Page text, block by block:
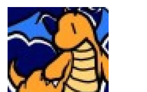
콘
텐
로
건
너
뛰